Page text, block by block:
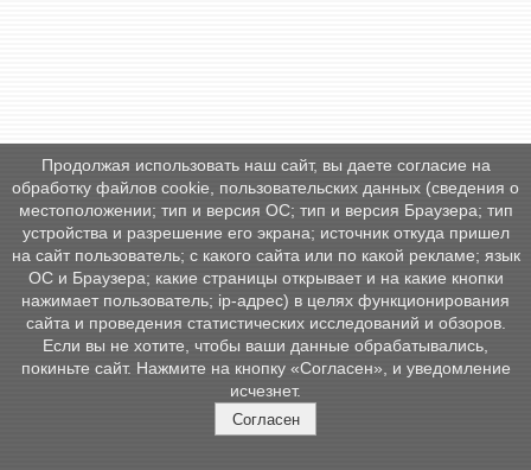
Продолжая использовать наш сайт, вы даете согласие на
обработку файлов cookie, пользовательских данных (сведения о
местоположении; тип и версия ОС; тип и версия Браузера; тип
устройства и разрешение его экрана; источник откуда пришел
на сайт пользователь; с какого сайта или по какой рекламе; язык
ОС и Браузера; какие страницы открывает и на какие кнопки
нажимает пользователь; ip-адрес) в целях функционирования
сайта и проведения статистических исследований и обзоров.
Если вы не хотите, чтобы ваши данные обрабатывались,
покиньте сайт. Нажмите на кнопку «Согласен», и уведомление
исчезнет.
Согласен